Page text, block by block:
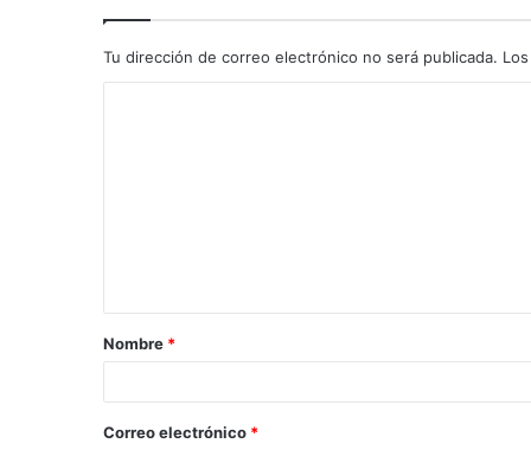
Tu dirección de correo electrónico no será publicada.
a
r
Nombre *
Correo electrónico *